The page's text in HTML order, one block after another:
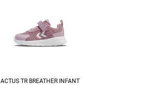
ACTUS TR BREATHER INFANT